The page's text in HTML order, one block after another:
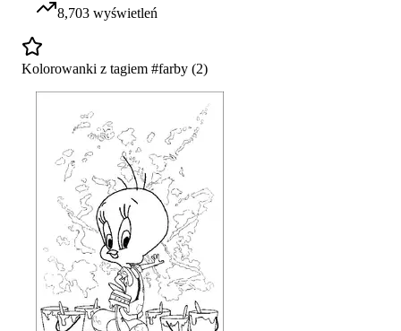
8,703 wyświetleń
Kolorowanki z tagiem #farby (2)